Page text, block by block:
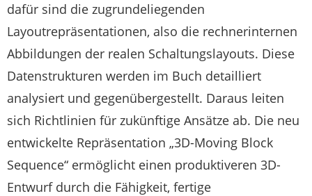
dafür sind die zugrundeliegenden
Layoutrepräsentationen, also die rechnerinternen
Abbildungen der realen Schaltungslayouts. Diese
Datenstrukturen werden im Buch detailliert
analysiert und gegenübergestellt. Daraus leiten
sich Richtlinien für zukünftige Ansätze ab. Die neu
entwickelte Repräsentation „3D-Moving Block
Sequence“ ermöglicht einen produktiveren 3D-
Entwurf durch die Fähigkeit, fertige